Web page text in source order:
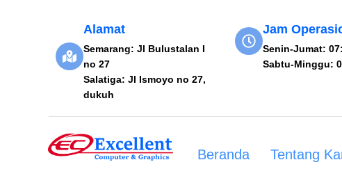
Alamat
Semarang: Jl Bulustalan I
no 27
Salatiga: Jl Ismoyo no 27,
dukuh
Jam
Senin-Jumat:
Sabtu-Minggu:
Beranda Tentang